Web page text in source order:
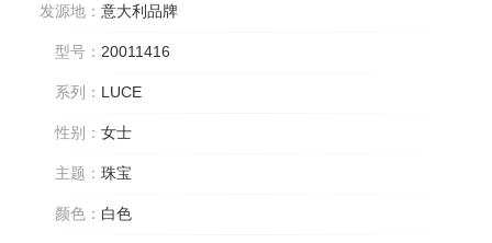
发源地： 意大利品牌
型号： 20011416
系列： LUCE
性别： 女士
主题： 珠宝
颜色： 白色